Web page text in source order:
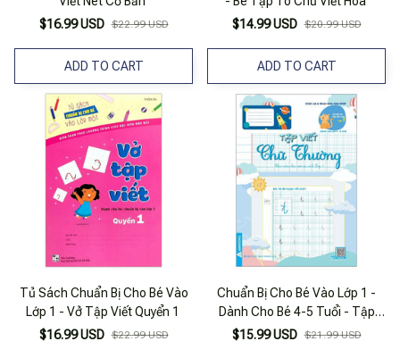
$16.99 USD $22.99 USD
ADD TO CART
$14.99 USD $20.99 USD
ADD TO CART
Tủ Sách Chuẩn Bị Cho Bé Vào
Lớp 1 - Vở Tập Viết Quyển 1
$16.99 USD $22.99 USD
Chuẩn Bị Cho Bé Vào Lớp 1 -
Dành Cho Bé 4-5 Tuổi - Tập
Viết Chữ Thường
$15.99 USD $21.99 USD